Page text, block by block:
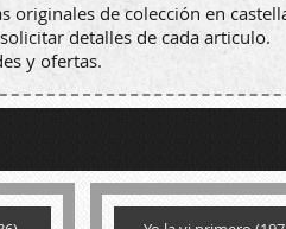
originales de colección en
detalles de cada articulo.
y ofertas.